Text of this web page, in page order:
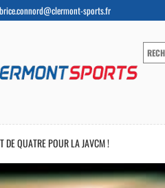
sports.fr
DE QUATRE POUR LA JAVCM !